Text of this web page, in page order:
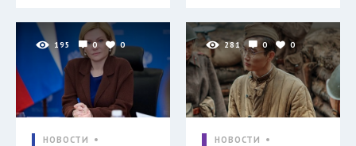
195 0 0
НОВОСТИ
281 0 0
НОВОСТИ